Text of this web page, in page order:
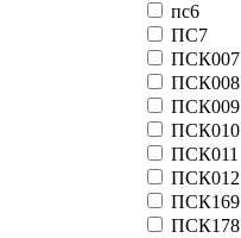
пс6
ПС7
ПСК007
ПСК008
ПСК009
ПСК010
ПСК011
ПСК012
ПСК169
ПСК178